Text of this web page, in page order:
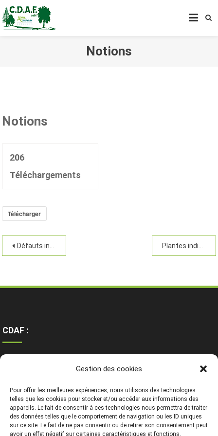
Gestion des cookies
Pour offrir les meilleures expériences, nous utilisons des technologies
telles que les cookies pour stocker et/ou accéder aux informations des
appareils. Le fait de consentir à ces technologies nous permettra de traiter
des données telles que le comportement de navigation ou les ID uniques
sur ce site. Le fait de ne pas consentir ou de retirer son consentement peut
avoir un effet négatif sur certaines caractéristiques et fonctions.
CENTRE DE DÉVELOPPEMENT
Notions
Notions
206
Téléchargements
Télécharger
Défauts internes
CDAF :
Mentions légales